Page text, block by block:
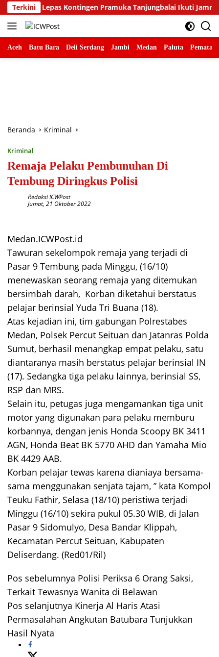
Langsung
ke
konten
Terkini
Lepas Kontingen Pramuka Tanjungbalai Ikuti Jamnas XII di
Aceh Batu Bara Deli Serdang Jambi Medan Paluta
Beranda Kriminal
Kriminal
Remaja Pelaku Pembunuhan Di
Tembung Diringkus Polisi
Redaksi ICWPost
Jumat, 21 Oktober 2022
Medan.ICWPost.id
Tawuran sekelompok remaja yang terjadi di
Pasar 9 Tembung pada Minggu, (16/10)
menewaskan seorang remaja yang ditemukan
bersimbah darah, Korban diketahui berstatus
pelajar berinsial Yuda Tri Buana (18).
Atas kejadian ini, tim gabungan Polrestabes
Medan, Polsek Percut Seituan dan Jatanras Polda
Sumut, berhasil menangkap empat pelaku, satu
diantaranya masih berstatus pelajar berinsial IN
(17). Sedangka tiga pelaku lainnya, berinsial SS,
RSP dan MRS.
Selain itu, petugas juga mengamankan tiga unit
motor yang digunakan para pelaku memburu
korbannya, dengan jenis Honda Scoopy BK 3411
AGN, Honda Beat BK 5770 AHD dan Yamaha Mio
BK 4429 AAB.
Korban pelajar tewas karena dianiaya bersama-
sama menggunakan senjata tajam, ” kata Kompol
Teuku Fathir, Selasa (18/10) peristiwa terjadi
Minggu (16/10) sekira pukul 05.30 WIB, di Jalan
Pasar 9 Sidomulyo, Desa Bandar Klippah,
Kecamatan Percut Seituan, Kabupaten
Deliserdang. (Red01/Ril)
Navigasi
pos
Pos sebelumnya Polisi Periksa 6 Orang Saksi,
Terkait Tewasnya Wanita di Belawan
Pos selanjutnya Kinerja Al Haris Atasi
Permasalahan Angkutan Batubara Tunjukkan
Hasil Nyata